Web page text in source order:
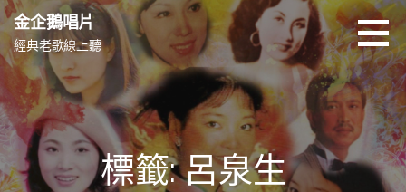
跳
至
主
內
容
金企鵝唱片
經典老歌線上聽
標籤: 呂泉生